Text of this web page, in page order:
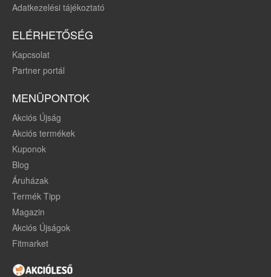
Adatkezelési tájékoztató
ELÉRHETŐSÉG
Kapcsolat
Partner portál
MENÜPONTOK
Akciós Újság
Akciós termékek
Kuponok
Blog
Áruházak
Termék Tipp
Magazin
Akciós Újságok
Fitmarket